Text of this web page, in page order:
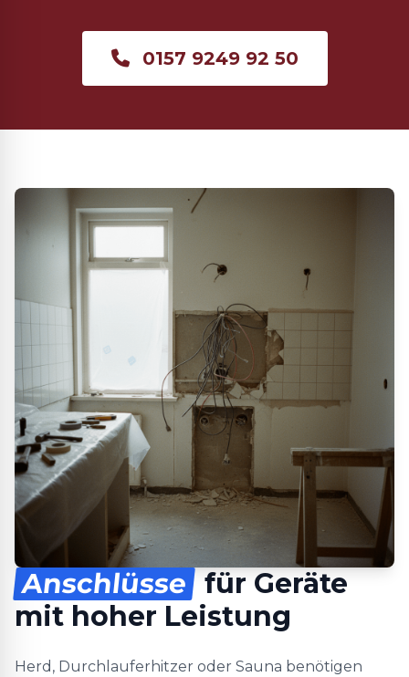
0157 9249 92 50
Anschlüsse für Geräte
mit hoher Leistung
Herd, Durchlauferhitzer oder Sauna benötigen